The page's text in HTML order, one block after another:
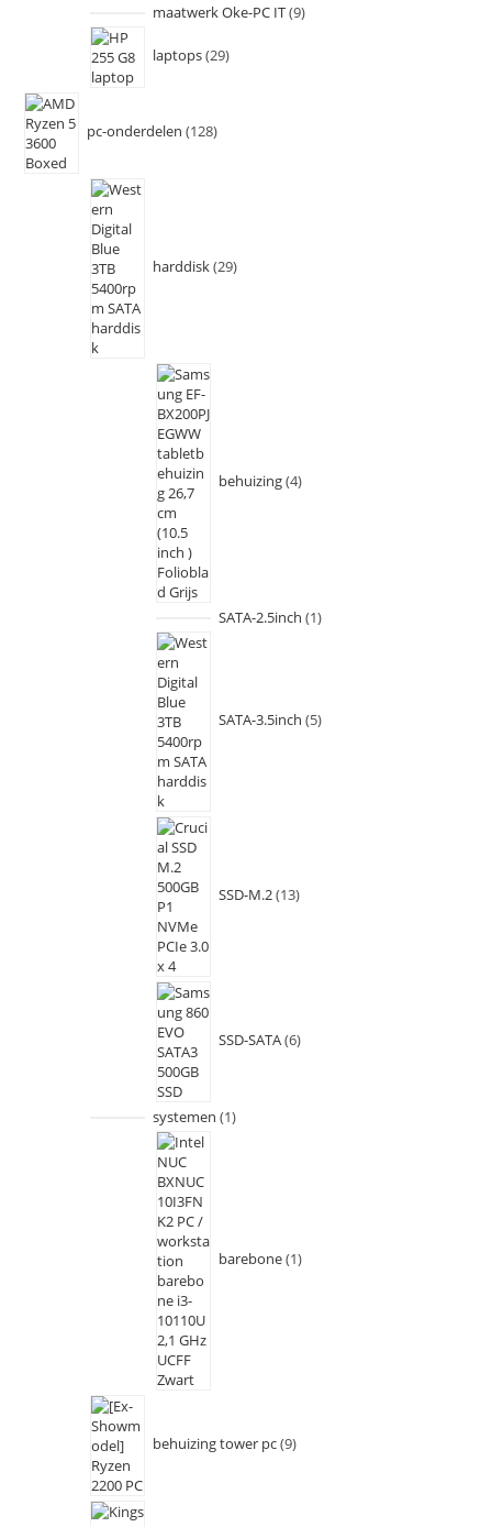
maatwerk Oke-PC IT 9
laptops 29
pc-onderdelen 128
harddisk 29
behuizing 4
SATA-2.5inch 1
SATA-3.5inch 5
SSD-M.2 13
SSD-SATA 6
systemen 1
barebone 1
behuizing tower pc 9